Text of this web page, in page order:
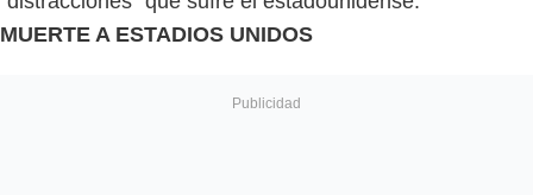
MUERTE A ESTADIOS UNIDOS